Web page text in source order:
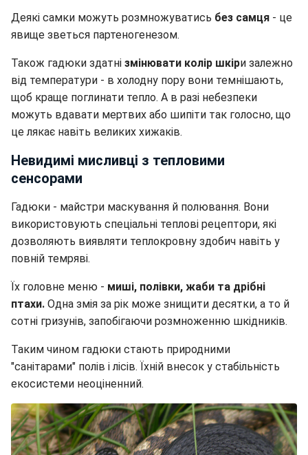
Деякі самки можуть розмножуватись без самця - це
явище зветься партеногенезом.
Також гадюки здатні змінювати колір шкіри залежно
від температури - в холодну пору вони темнішають,
щоб краще поглинати тепло. А в разі небезпеки
можуть вдавати мертвих або шипіти так голосно, що
це лякає навіть великих хижаків.
Невидимі мисливці з тепловими
сенсорами
Гадюки - майстри маскування й полювання. Вони
використовують спеціальні теплові рецептори, які
дозволяють виявляти теплокровну здобич навіть у
повній темряві.
Їх головне меню - миші, полівки, жаби та дрібні
птахи. Одна змія за рік може знищити десятки, а то й
сотні гризунів, запобігаючи розмноженню шкідників.
Таким чином гадюки стають природними
"санітарами" полів і лісів. Їхній внесок у стабільність
екосистеми неоціненний.